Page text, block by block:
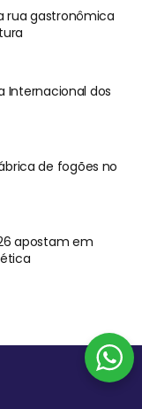
rua gastronômica
Internacional dos
de fogões no
apostam em